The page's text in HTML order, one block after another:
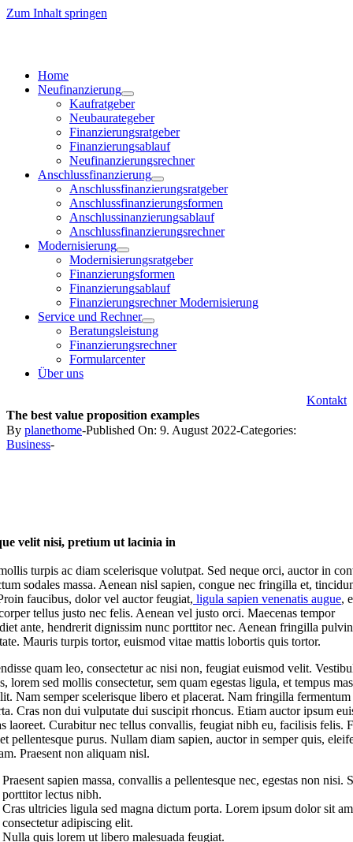
Zum Inhalt springen
Home
Neufinanzierung
Kaufratgeber
Neubaurategeber
Finanzierungsratgeber
Finanzierungsablauf
Neufinanzierungsrechner
Anschlussfinanzierung
Anschlussfinanzierungsratgeber
Anschlussfinanzierungsformen
Anschlussinanzierungsablauf
Anschlussfinanzierungsrechner
Modernisierung
Modernisierungsratgeber
Finanzierungsformen
Finanzierungsablauf
Finanzierungsrechner Modernisierung
Service und Rechner
Beratungsleistung
Finanzierungsrechner
Formularcenter
Über uns
Kontakt
The best value proposition examples
By planethome-Published On: 9. August 2022-Categories:
Business-
velit nisi, pretium ut lacinia in
turpis ac diam scelerisque volutpat. Sed neque orci, auctor in
sodales massa. Aenean nisl sapien, congue nec fringilla et,
faucibus, dolor vel auctor feugiat, ligula sapien venenatis augue,
tellus justo nec felis. Aenean vel justo orci. Maecenas tempor
ante, hendrerit dignissim nunc porttitor nec. Aenean fringilla
Mauris turpis tortor, euismod vitae mattis lobortis quis tortor.
quam leo, consectetur ac nisi non, feugiat euismod velit.
lorem sed mollis consectetur, sem quam egestas ligula, et tempus
Nam semper scelerisque libero et placerat. Nam fringilla fermentum
Cras non dui vulputate dui suscipit rhoncus. Etiam auctor ipsum
laoreet. Curabitur nec tellus convallis, feugiat nibh eu, facilisis felis.
pellentesque purus. Nullam diam sapien, auctor in semper quis,
Praesent non aliquam nisl.
Praesent sapien massa, convallis a pellentesque nec, egestas non nisi.
porttitor lectus nibh.
Cras ultricies ligula sed magna dictum porta. Lorem ipsum dolor sit
consectetur adipiscing elit.
Nulla quis lorem ut libero malesuada feugiat.